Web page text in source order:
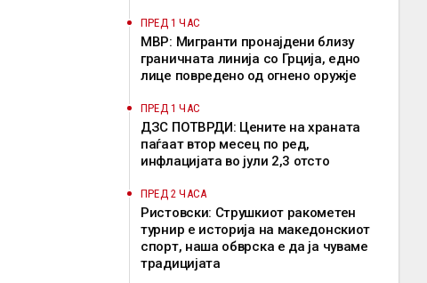
ПРЕД 1 ЧАС
МВР: Мигранти пронајдени близу
граничната линија со Грција, едно
лице повредено од огнено оружје
ПРЕД 1 ЧАС
ДЗС ПОТВРДИ: Цените на храната
паѓаат втор месец по ред,
инфлацијата во јули 2,3 отсто
ПРЕД 2 ЧАСА
Ристовски: Струшкиот ракометен
турнир е историја на македонскиот
спорт, наша обврска е да ја чуваме
традицијата